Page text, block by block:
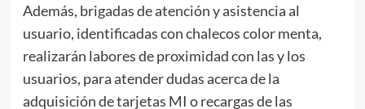
Además, brigadas de atención y asistencia al
usuario, identificadas con chalecos color menta,
realizarán labores de proximidad con las y los
usuarios, para atender dudas acerca de la
adquisición de tarjetas MI o recargas de las